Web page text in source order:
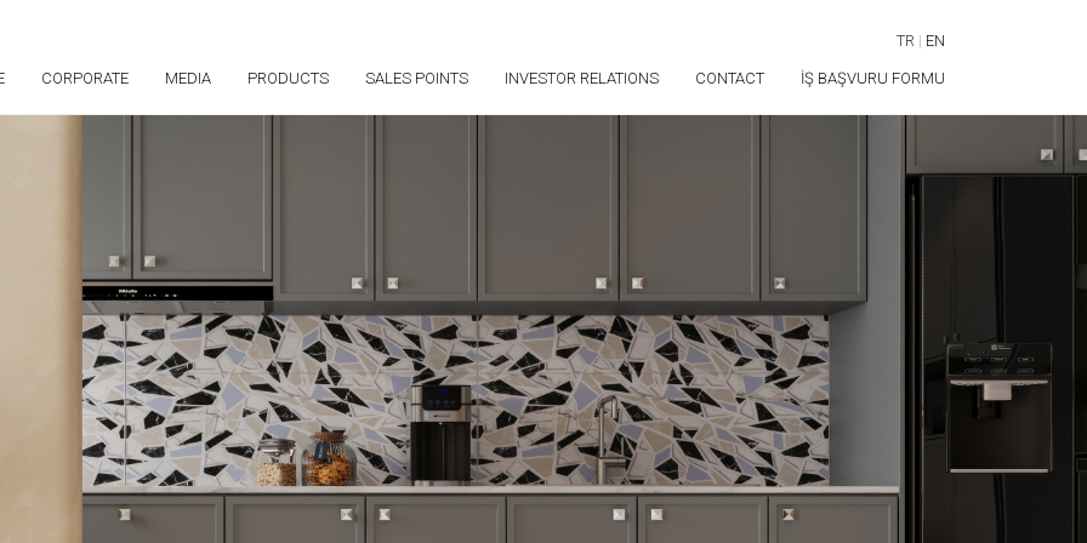
TR | EN
CORPORATE MEDIA PRODUCTS SALES POINTS INVESTOR RELATIONS CONTACT İŞ BAŞVURU FORMU